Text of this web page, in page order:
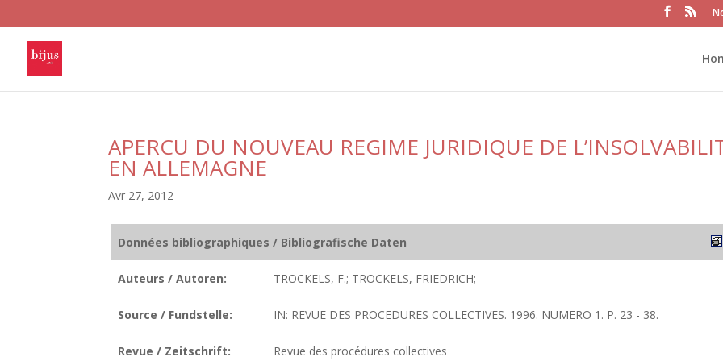
APERCU DU NOUVEAU REGIME JURIDIQUE DE
EN ALLEMAGNE
Avr 27, 2012
Données bibliographiques / Bibliografische Daten
Auteurs / Autoren: TROCKELS, F.; TROCKELS, FRIEDRICH;
Source / Fundstelle: IN: REVUE DES PROCEDURES COLLECTIVES. 1996. NUMERO 1. P. 23 - 38.
Revue / Zeitschrift: Revue des procédures collectives